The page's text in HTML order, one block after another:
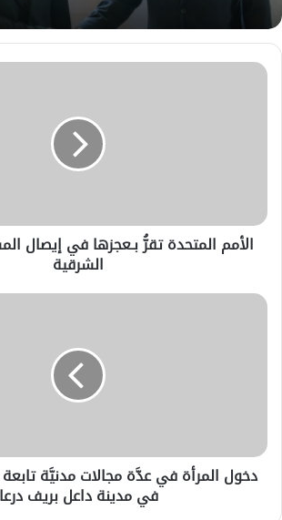
الأمم المتحدة تقرُّ بـعجزها في إيصال
الشرقية
دخول المرأة في عدَّة مجالات مدنيَّة
في مدينة داعل بريف درعا